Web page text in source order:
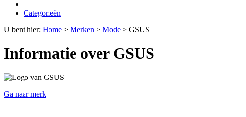
Categorieën
U bent hier: Home > Merken > Mode > GSUS
Informatie over GSUS
Ga naar merk